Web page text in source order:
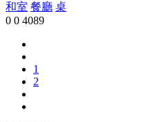
和室 餐廳 桌
0 0 4089
1
2